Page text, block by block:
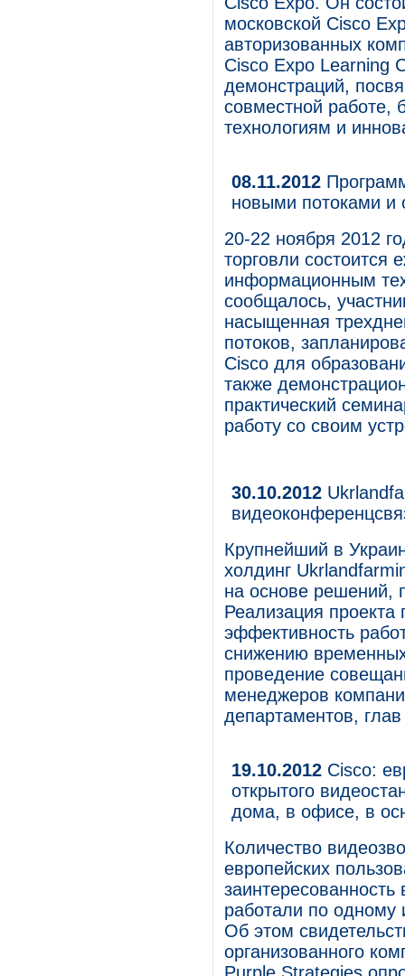
московской Cisco
авторизованных
Cisco Expo Learning
демонстраций,
совместной работе,
технологиям и
08.11.2012
новыми потоками
20-22 ноября 2012
торговли состоится
информационным
сообщалось,
насыщенная
потоков,
Cisco для
также
практический
работу со своим
30.10.2012
Крупнейший в
холдинг
на основе решений,
Реализация
эффективность
снижению
проведение
менеджеров
департаментов,
19.10.2012 Cisco:
открытого
дома, в офисе, в
Количество
европейских
работали по одному
Об этом
организованного